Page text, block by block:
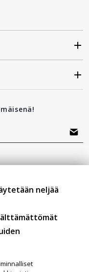
pidätetään.
neljää